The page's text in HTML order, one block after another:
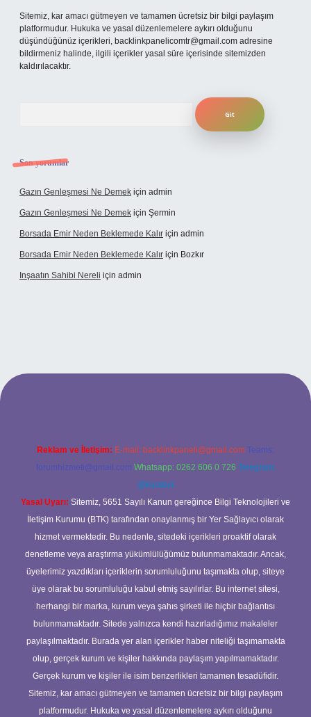
Sitemiz, kar amacı gütmeyen ve tamamen ücretsiz bir bilgi paylaşım
platformudur. Hukuka ve yasal düzenlemelere aykırı olduğunu
düşündüğünüz içerikleri, backlinkpanelicomtr@gmail.com adresine
bildirmeniz halinde, ilgili içerikler yasal süre içerisinde sitemizden
kaldırılacaktır.
Son yorumlar
Gazın Genleşmesi Ne Demek için admin
Gazın Genleşmesi Ne Demek için Şermin
Borsada Emir Neden Beklemede Kalır için admin
Borsada Emir Neden Beklemede Kalır için Bozkır
Inşaatın Sahibi Nereli için admin
www.hiltonbetx.org/
Reklam ve İletişim: E-mail: backlinkpaneli@gmail.com Teams:
forumhizmeti@gmail.com Whatsapp: 0262 606 0 726 Telegram:
@karabul
Yasal Uyarı: Sitemiz, 5651 Sayılı Kanun gereğince Bilgi Teknolojileri ve
İletişim Kurumu (BTK) tarafından onaylanmış bir Yer Sağlayıcı olarak
hizmet vermektedir. Bu nedenle, sitedeki içerikleri proaktif olarak
denetleme veya araştırma yükümlülüğümüz bulunmamaktadır. Ancak,
üyelerimiz yazdıkları içeriklerin sorumluluğunu taşımakta olup, siteye
üye olarak bu sorumluluğu kabul etmiş sayılırlar. Bu internet sitesi,
herhangi bir marka, kurum veya şahıs şirketi ile hiçbir bağlantısı
bulunmamaktadır. Sitede yalnızca kendi hazırladığımız makaleler
paylaşılmaktadır. Burada yer alan içerikler haber niteliği taşımamakta
olup, gerçek kurum ve kişiler hakkında paylaşım yapılmamaktadır.
Gerçek kurum ve kişiler ile isim benzerlikleri tamamen tesadüfidir.
Sitemiz, kar amacı gütmeyen ve tamamen ücretsiz bir bilgi paylaşım
platformudur. Hukuka ve yasal düzenlemelere aykırı olduğunu